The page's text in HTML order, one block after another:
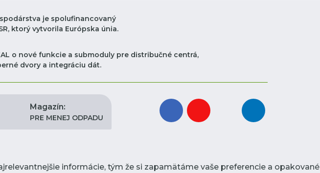
je spolufinancovaný
ktorý vytvorila Európska únia.
o nové funkcie a submoduly pre distribučné centrá,
dvory a integráciu dát.
Magazín:
PRE MENEJ ODPADU
facebookyoutube instagramlinkedin
informácie, tým že si zapamätáme vaše preferencie a opakované